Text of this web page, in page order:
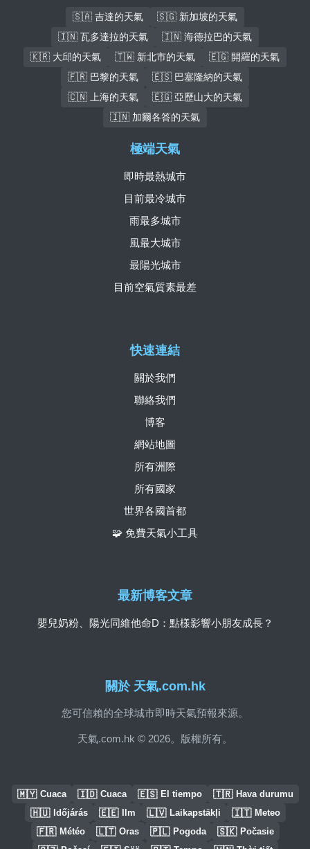
🇸🇦 吉達的天氣
🇸🇬 新加坡的天氣
🇮🇳 瓦多達拉的天氣
🇮🇳 海德拉巴的天氣
🇰🇷 大邱的天氣
🇹🇼 新北市的天氣
🇪🇬 開羅的天氣
🇫🇷 巴黎的天氣
🇪🇸 巴塞隆納的天氣
🇨🇳 上海的天氣
🇪🇬 亞歷山大的天氣
🇮🇳 加爾各答的天氣
關於 天氣.com.hk
您可信賴的全球城市即時天氣預報來源。
天氣.com.hk © 2026。版權所有。
快速連結
關於我們
聯絡我們
博客
網站地圖
所有洲際
所有國家
世界各國首都
🧩 免費天氣小工具
極端天氣
即時最熱城市
目前最冷城市
雨最多城市
風最大城市
最陽光城市
目前空氣質素最差
最新博客文章
嬰兒奶粉、陽光同維他命D：點樣影響小朋友成長？
🇲🇾 Cuaca 🇮🇩 Cuaca 🇪🇸 El tiempo 🇹🇷 Hava durumu
🇭🇺 Időjárás 🇪🇪 Ilm 🇱🇻 Laikapstākļi 🇮🇹 Meteo
🇫🇷 Météo 🇱🇹 Oras 🇵🇱 Pogoda 🇸🇰 Počasie